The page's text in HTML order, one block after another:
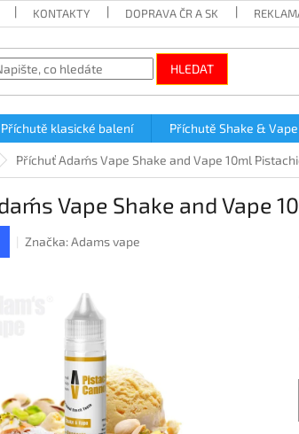
KONTAKTY DOPRAVA ČR A SK
HLEDAT
Příchutě klasické balení Příchutě Shake & Vape
Příchuť Adam´s Vape Shake and Vape 10ml
Vape Shake and Vape
Značka:Adams vape